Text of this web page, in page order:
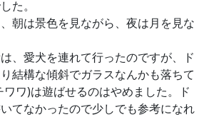
た。
朝は景色を見ながら、夜は月を見な
、愛犬を連れて行ったのですが、ド
結構な傾斜でガラスなんかも落ちて
ワ)は遊ばせるのはやめました。ド
てなかったので少しでも参考になれ